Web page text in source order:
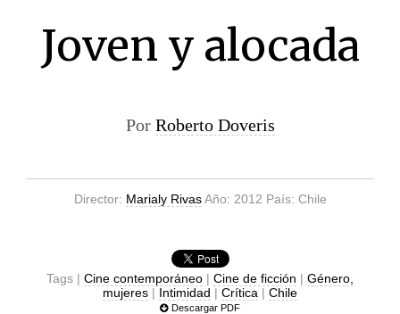
Joven y alocada
Por Roberto Doveris
Director: Marialy RivasAño: 2012 País: Chile
Tags | Cine contemporáneo | Cine de ficción | Género,
mujeres | Intimidad | Crítica | Chile
Descargar PDF